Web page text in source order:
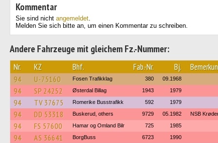
Kommentar
Sie sind nicht angemeldet.
Melden Sie sich bitte an, um einen Kommentar zu schreiben.
Andere Fahrzeuge mit gleichem Fz.-Nummer:
Nr. KZ Bhf. Fab.-Nr. Bj.
94 U-75160 Fosen Trafikklag 380 09.1968
94 SP 24252 Østerdal Billag 1943 1979
94 TV 37675 Romerike Busstrafikk 592 1979
94 DD 53318 Buskerud, others 9729 05.1982 NSB
94 FS 57600 Hamar og Omland Bilr 725 1985
94 AS 36641 BorgBuss 6723 1990